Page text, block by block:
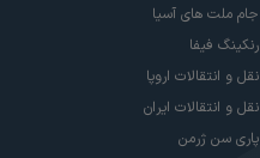
جام ملت های آسیا
رنکینگ فیفا
نقل و انتقالات اروپا
نقل و انتقالات ایران
پاری سن ژرمن